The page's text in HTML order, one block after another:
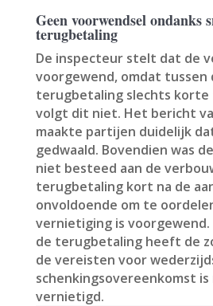
Geen voorwendsel ondanks
terugbetaling
De inspecteur stelt dat de
voorgewend, omdat tussen
terugbetaling slechts
volgt dit niet. Het bericht
maakte partijen duidelijk
gedwaald. Bovendien was
niet besteed aan de
terugbetaling kort na de
onvoldoende om te
vernietiging is
de terugbetaling heeft de
de vereisten voor
schenkingsovereenkomst
vernietigd.